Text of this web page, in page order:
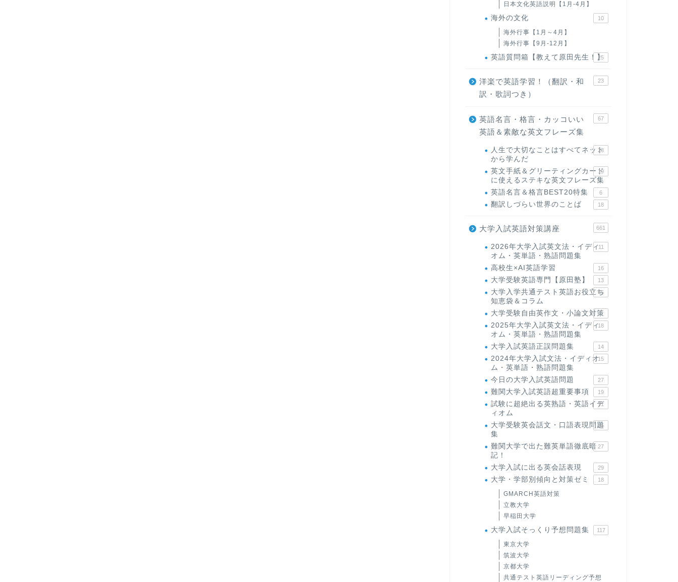
日本文化英語説明【1月-4月】
海外の文化 10
海外行事【1月～4月】
海外行事【9月-12月】
英語質問箱【教えて原田先生！】
25
洋楽で英語学習！（翻訳・和
訳・歌詞つき）
23
英語名言・格言・カッコいい
英語＆素敵な英文フレーズ集
67
人生で大切なことはすべてネット
から学んだ
23
英文手紙＆グリーティングカード
に使えるステキな英文フレーズ集
19
英語名言＆格言BEST20特集 6
翻訳しづらい世界のことば 18
大学入試英語対策講座 661
2026年大学入試英文法・イディ
オム・英単語・熟語問題集
11
高校生×AI英語学習 16
大学受験英語専門【原田塾】 13
大学入学共通テスト英語お役立ち
知恵袋＆コラム
45
大学受験自由英作文・小論文対策
8
2025年大学入試英文法・イディ
オム・英単語・熟語問題集
18
大学入試英語正誤問題集 14
2024年大学入試文法・イディオ
ム・英単語・熟語問題集
15
今日の大学入試英語問題 27
難関大学入試英語超重要事項 19
試験に超絶出る英熟語・英語イデ
ィオム
71
大学受験英会話文・口語表現問題
集
35
難関大学で出た難英単語徹底暗
記！
27
大学入試に出る英会話表現 29
大学・学部別傾向と対策ゼミ 18
GMARCH英語対策
立教大学
早稲田大学
大学入試そっくり予想問題集 117
東京大学
筑波大学
京都大学
共通テスト英語リーディング予想